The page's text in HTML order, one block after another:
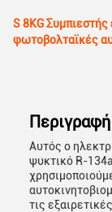
S 8KG
φωτοβολταϊκές
Αυτός ο
ψυκτικό R-
τις